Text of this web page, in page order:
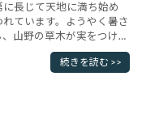
長じて天地に満ち始め
ています。ようやく暑さ
山野の草木が実をつけ始
れます。また梅の実がな
がみられる頃です。田植
のぐずつく天候のこと
、その後本格･･･
続きを読む >>